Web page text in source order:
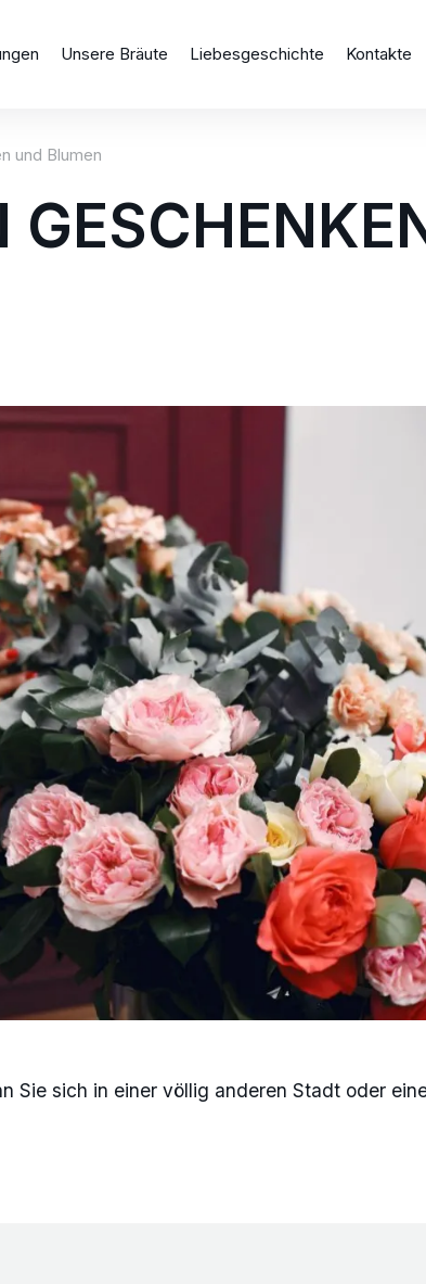
Unsere Bräute Liebesgeschichte Kontakte
und Blumen
Sie sich in einer völlig anderen Stadt oder